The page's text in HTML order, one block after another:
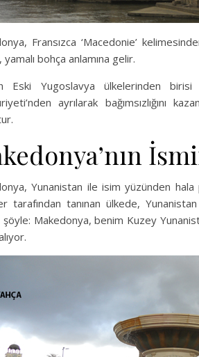
Fransızca ‘Macedonie’
yamalı bohça anlamına gelir.
Eski Yugoslavya ülkelerinden
ayrılarak bağımsızlığını
Yunanistan ile isim yüzünden
tarafından tanınan ülkede,
Makedonya, benim Kuzey